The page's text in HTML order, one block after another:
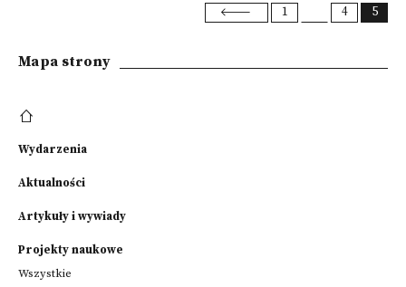
1 4 5
Mapa strony
Wydarzenia
Aktualności
Artykuły i wywiady
Projekty naukowe
Wszystkie